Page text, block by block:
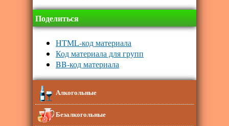
Поделиться
HTML-код материала
Код материала для групп
BB-код материала
Алкогольные
Безалкогольные